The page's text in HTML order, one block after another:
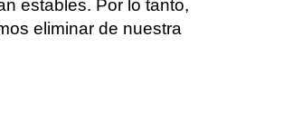
estables. Por lo tanto,
eliminar de nuestra